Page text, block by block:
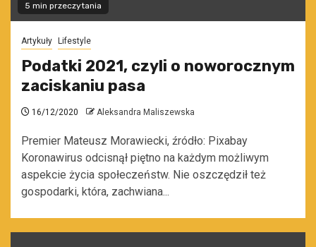
5 min przeczytania
Artykuły Lifestyle
Podatki 2021, czyli o noworocznym
zaciskaniu pasa
16/12/2020 Aleksandra Maliszewska
Premier Mateusz Morawiecki, źródło: Pixabay
Koronawirus odcisnął piętno na każdym możliwym
aspekcie życia społeczeństw. Nie oszczędził też
gospodarki, która, zachwiana...